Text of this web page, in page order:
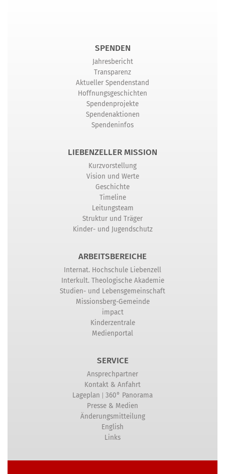
SPENDEN
Jahresbericht
Transparenz
Aktueller Spendenstand
Hoffnungsgeschichten
Spendenprojekte
Spendenaktionen
Spendeninfos
LIEBENZELLER MISSION
Kurzvorstellung
Vision und Werte
Geschichte
Timeline
Leitungsteam
Struktur und Träger
Kinder- und Jugendschutz
ARBEITSBEREICHE
Internat. Hochschule Liebenzell
Interkult. Theologische Akademie
Studien- und Lebensgemeinschaft
Missionsberg-Gemeinde
impact
Kinderzentrale
Medienportal
SERVICE
Ansprechpartner
Kontakt & Anfahrt
Lageplan | 360° Panorama
Presse & Medien
Änderungsmitteilung
English
Links